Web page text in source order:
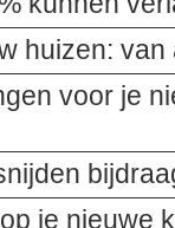
huizen:
voor je
je nieuwe